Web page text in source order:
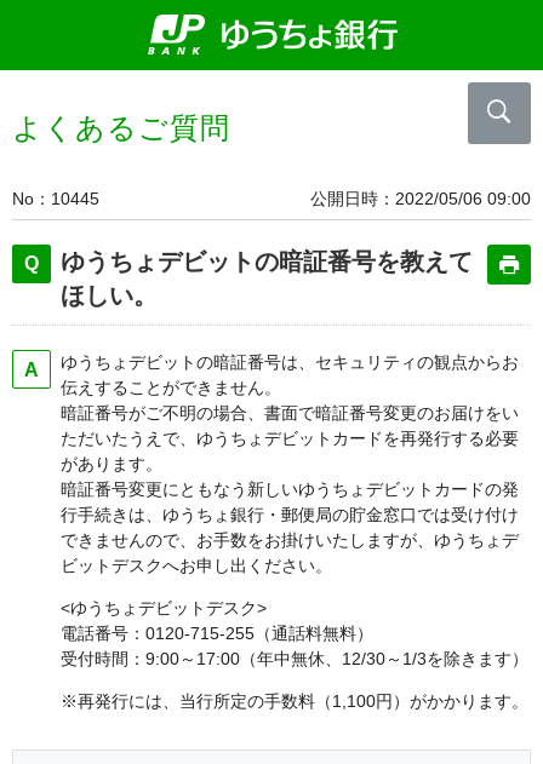
よくあるご質問
No 10445 公開日時 2022/05/06 09:00
ゆうちょデビットの暗証番号を教えて
ほしい。
ゆうちょデビットの暗証番号は、セキュリティの観点からお
伝えすることができません。
暗証番号がご不明の場合、書面で暗証番号変更のお届けをい
ただいたうえで、ゆうちょデビットカードを再発行する必要
があります。
暗証番号変更にともなう新しいゆうちょデビットカードの発
行手続きは、ゆうちょ銀行・郵便局の貯金窓口では受け付け
できませんので、お手数をお掛けいたしますが、ゆうちょデ
ビットデスクへお申し出ください。
<ゆうちょデビットデスク>
電話番号：0120-715-255（通話料無料）
受付時間：9:00～17:00（年中無休、12/30～1/3を除きます）
※再発行には、当行所定の手数料（1,100円）がかかります。